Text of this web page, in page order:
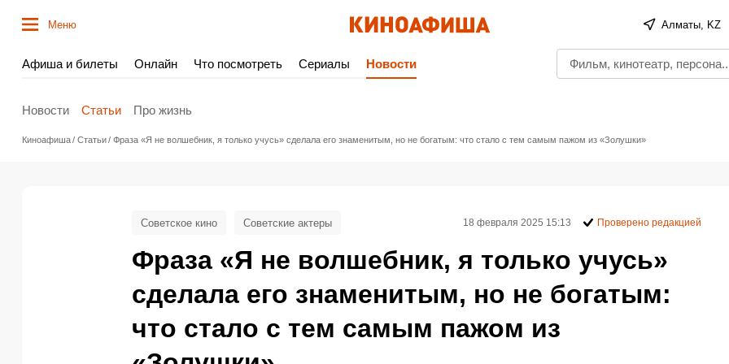
Меню Алматы, KZ
Афиша и билеты Онлайн Что посмотреть Сериалы Новости
Новости Статьи Про жизнь
Киноафиша Статьи Фраза «Я не волшебник, я только учусь» сделала его знаменитым, но не богатым: что стало с тем самым пажом из «Золушки»
Фраза «Я не волшебник, я только учусь»
сделала его знаменитым, но не богатым:
что стало с тем самым пажом из
Советское кино Советские актеры 18 февраля 2025 15:13 Проверено редакцией